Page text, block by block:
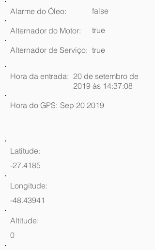
Alarme do Óleo: false
Alternador do Motor: true
Alternador de Serviço: true
Hora da entrada: 20 de setembro de
2019 às 14:37:08
Hora do GPS: Sep 20 2019
Latitude:
-27.4185
Longitude:
-48.43941
Altitude:
0